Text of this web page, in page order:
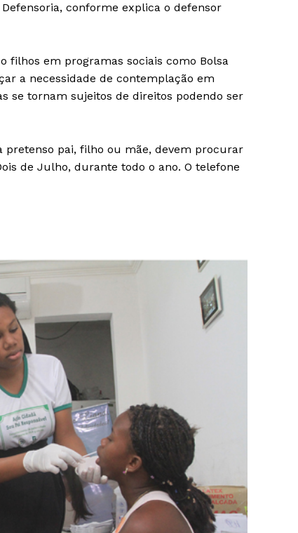
conforme explica o defensor
filhos em programas sociais como Bolsa
a necessidade de contemplação em
se tornam sujeitos de direitos podendo ser
pretenso pai, filho ou mãe, devem procurar
de Julho, durante todo o ano. O telefone